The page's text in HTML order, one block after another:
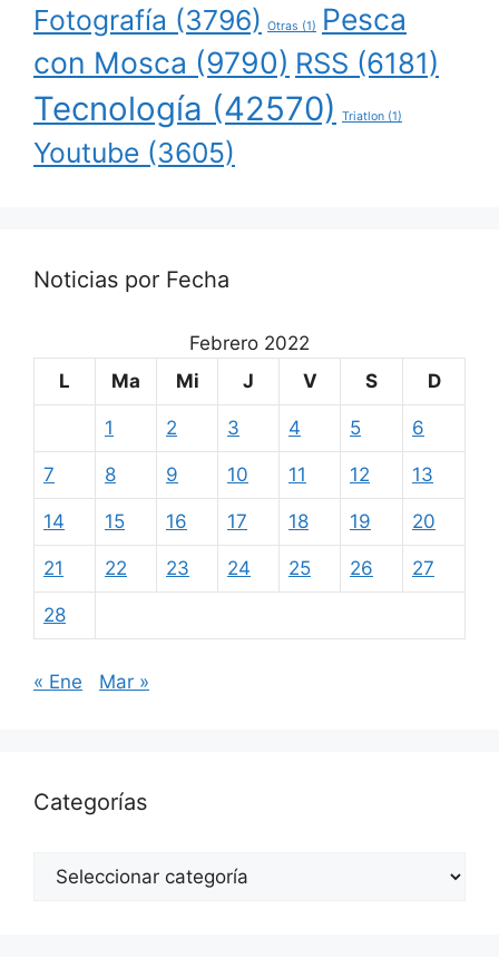
Fotografía (3796) Otras (1)
Pesca
con Mosca (9790) RSS (6181)
Tecnología (42570) Triatlon (1)
Youtube (3605)
Noticias por Fecha
Febrero 2022
L
Ma Mi J V S D
1 2 3 4 5 6
7 8 9 10 11 12 13
14 15 16 17 18 19 20
21 22 23 24 25 26 27
28
« Ene Mar »
Categorías
Categorías